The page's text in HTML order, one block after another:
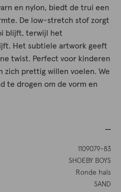
en nylon, biedt de trui een
De low-stretch stof zorgt
blijft, terwijl het
Het subtiele artwork geeft
twist. Perfect voor kinderen
zich prettig willen voelen. We
te drogen om de vorm en
1109079-83
SHOEBY BOYS
Ronde hals
SAND